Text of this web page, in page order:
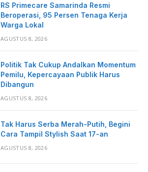
RS Primecare Samarinda Resmi
Beroperasi, 95 Persen Tenaga Kerja
Warga Lokal
AGUSTUS 8, 2026
Politik Tak Cukup Andalkan Momentum
Pemilu, Kepercayaan Publik Harus
Dibangun
AGUSTUS 8, 2026
Tak Harus Serba Merah-Putih, Begini
Cara Tampil Stylish Saat 17-an
AGUSTUS 8, 2026